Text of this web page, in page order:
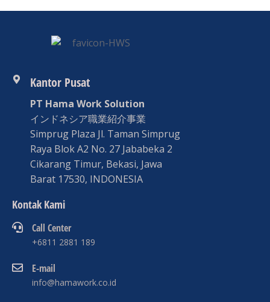
Kantor Pusat
PT Hama Work Solution
インドネシア職業紹介事業
Simprug Plaza Jl. Taman Simprug
Raya Blok A2 No. 27 Jababeka 2
Cikarang Timur, Bekasi, Jawa
Barat 17530, INDONESIA
Kontak Kami
Call Center
+6811 2881 189
E-mail
info@hamawork.co.id